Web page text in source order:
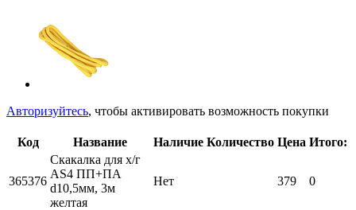
Авторизуйтесь, чтобы активировать возможность покупки
Код Название Наличие Количество Цена Итого:
365376
Скакалка для х/г
AS4 ПП+ПА
d10,5мм, 3м
желтая
Нет 379 0